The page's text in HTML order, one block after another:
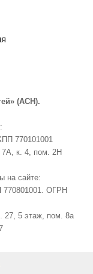
(АСН).
770101001
7А, к. 4, пом. 2Н
на сайте:
ОГРН
27, 5 этаж, пом. 8а